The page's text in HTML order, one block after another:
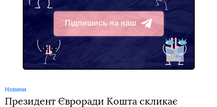
Підпишись на наш
Telegram
Новини
Президент Євроради Кошта скликає